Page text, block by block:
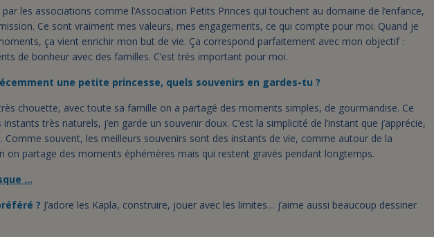
les associations comme l’Association Petits Princes qui touchent au domaine de l’enfance,
Ce sont vraiment mes valeurs, mes engagements, ce qui compte pour moi. Quand je
ça vient enrichir mon but de vie. Ça correspond parfaitement avec mon objectif :
de bonheur avec des familles. C’est très important pour moi.
une petite princesse, quels souvenirs en gardes-tu ?
chouette, avec toute sa famille on a partagé des moments simples, de gourmandise. Ce
très naturels, j’en garde un souvenir doux. C’est la simplicité de l’instant que j’apprécie,
Comme souvent, les meilleurs souvenirs sont des instants de vie, comme autour de la
on partage des moments éphémères mais qui restent gravés pendant longtemps.
…
? J’adore les Kapla, construire, jouer avec les limites… j’aime aussi beaucoup dessiner